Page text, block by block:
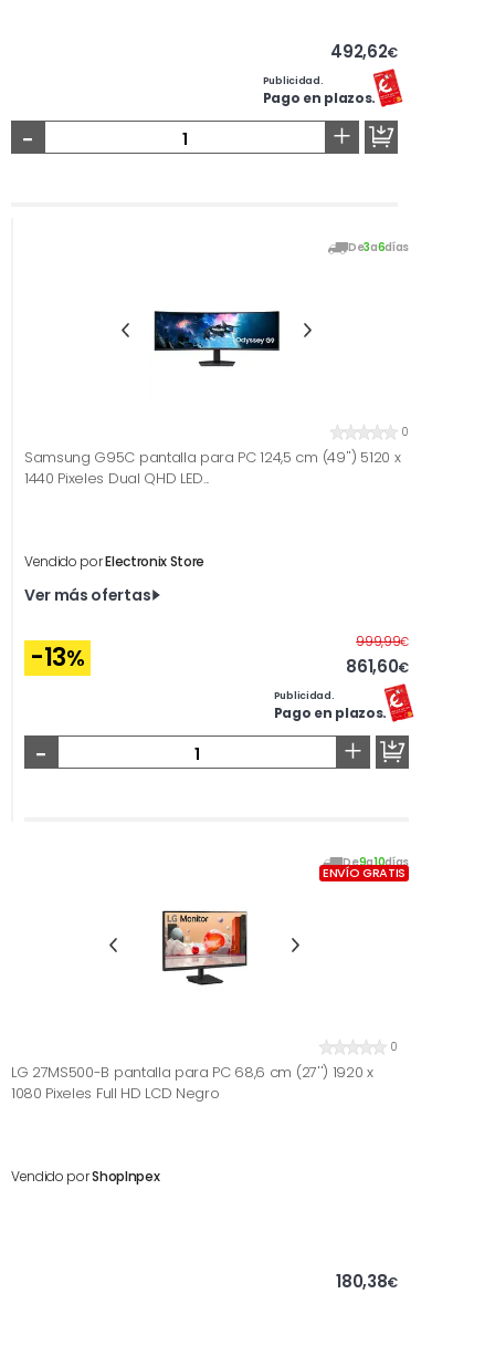
492,62€
Publicidad.
Pago en plazos.
- +
De3a6días
0
Samsung G95C pantalla para PC 124,5 cm (49'') 5120 x
1440 Pixeles Dual QHD LED...
Vendido porElectronix Store
Ver más ofertas
-13%
999,99€Antes
861,60€
Publicidad.
Pago en plazos.
- +
De9a10días
ENVÍO GRATIS
0
LG 27MS500-B pantalla para PC 68,6 cm (27'') 1920 x
1080 Pixeles Full HD LCD Negro
Vendido porShopInpex
180,38€